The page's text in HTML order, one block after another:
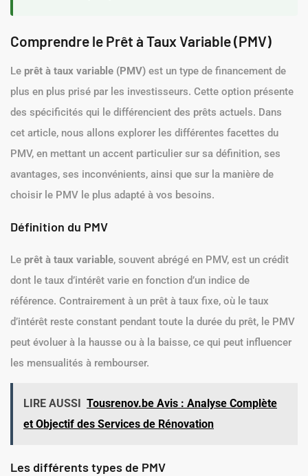
Comprendre le Prêt à Taux Variable (PMV)
Le prêt à taux variable (PMV) est un type de financement de
plus en plus prisé par les investisseurs. Cette option présente
des spécificités qui le différencient des prêts actuels. Dans
cet article, nous allons explorer les différentes facettes du
PMV, en mettant un accent particulier sur sa définition, ses
avantages, ses inconvénients, ainsi que sur la manière de
choisir le PMV le plus adapté à vos besoins.
Définition du PMV
Le prêt à taux variable, souvent abrégé en PMV, est un crédit
dont le taux d’intérêt varie en fonction d’un indice de
référence. Contrairement à un prêt à taux fixe, où le taux
d’intérêt reste constant pendant toute la durée du prêt, le PMV
peut évoluer à la hausse ou à la baisse, ce qui peut influencer
les mensualités à rembourser.
LIRE AUSSI
Tousrenov.be Avis : Analyse Complète
et Objectif des Services de Rénovation
Les différents types de PMV